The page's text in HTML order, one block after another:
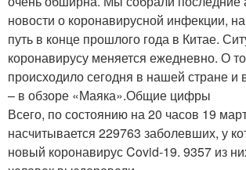
новости о коронавирусной инфекции,
путь в конце прошлого года в Китае.
коронавирусу меняется ежедневно. О
происходило сегодня в нашей стране и
– в обзоре «Маяка».Общие цифры
Всего, по состоянию на 20 часов 19
насчитывается 229763 заболевших, у
новый коронавирус Covid-19. 9357 из